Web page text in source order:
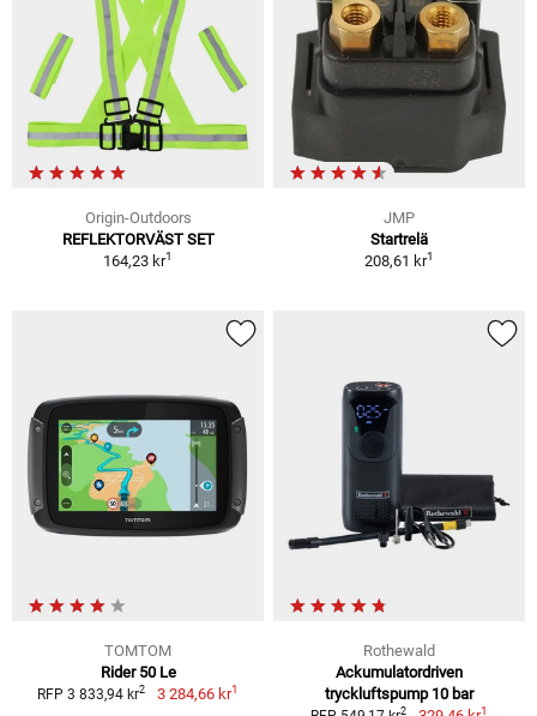
Origin-Outdoors
REFLEKTORVÄST SET
164,23 kr1
JMP
Startrelä
208,61 kr1
TOMTOM
Rider 50 Le
RFP 3 833,94 kr2 3 284,66 kr1
Rothewald
Ackumulatordriven
tryckluftspump 10 bar
2 1